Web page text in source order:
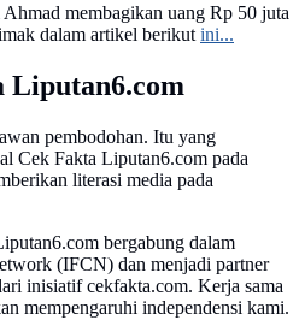
membagikan uang Rp 50 juta
dalam artikel berikutini...
Liputan6.com
pembodohan. Itu yang
Cek Fakta Liputan6.com pada
literasi media pada
bergabung dalam
(IFCN) dan menjadi partner
inisiatif cekfakta.com. Kerja sama
mempengaruhi independensi kami.